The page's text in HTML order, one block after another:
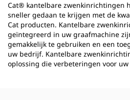
Cat® kantelbare zwenkinrichtingen
sneller gedaan te krijgen met de
Cat producten. Kantelbare
geïntegreerd in uw graafmachine
gemakkelijk te gebruiken en een
uw bedrijf. Kantelbare
oplossing die verbeteringen voor